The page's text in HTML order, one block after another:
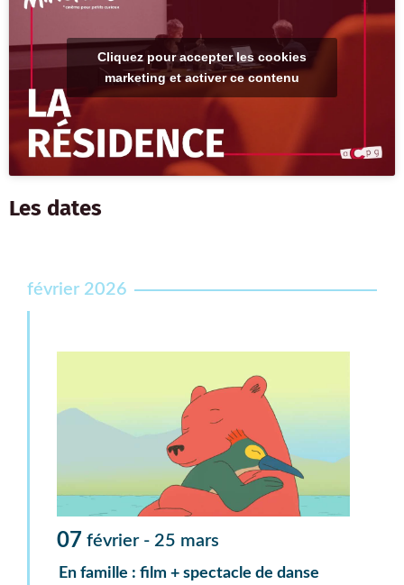
Cliquez pour accepter les cookies
marketing et activer ce contenu
Les dates
février 2026
07 février - 25 mars
En famille : film + spectacle de danse